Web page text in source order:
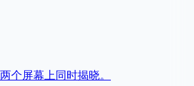
个屏幕上同时揭晓。